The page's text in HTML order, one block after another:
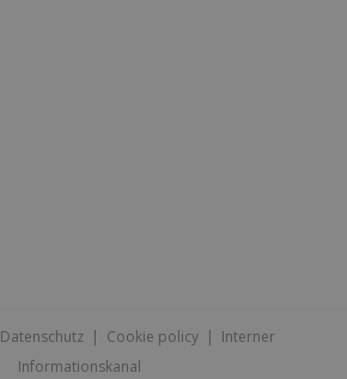
Datenschutz| Cookie policy| Interner
Informationskanal